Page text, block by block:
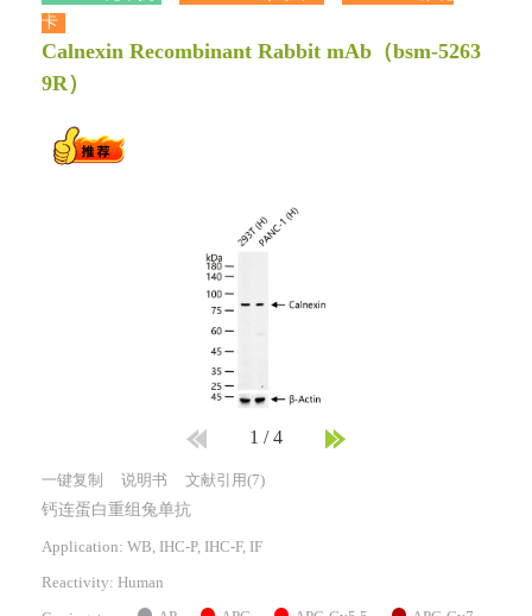
卡
Calnexin Recombinant Rabbit mAb （bsm-5263
9R）
1 /4
一键复制 说明书 文献引用(7)
钙连蛋白重组兔单抗
Application: WB, IHC-P, IHC-F, IF
Reactivity: Human